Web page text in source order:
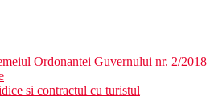
treptata in mare
digului
de snorkeling si scufundari
prosoape gratuite
speciala de apa.
Ordonantei Guvernului nr. 2/2018
si contractul cu turistul